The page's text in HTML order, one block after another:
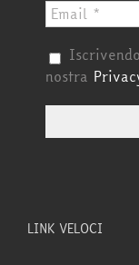
nostra
LINK VELOCI